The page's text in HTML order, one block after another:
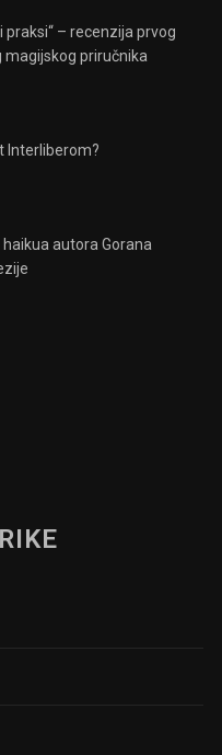
praksi“ – recenzija prvog
priručnika
Interliberom?
autora Gorana